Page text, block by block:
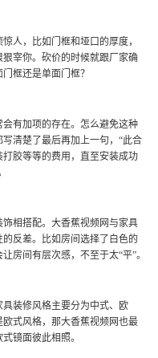
人，比如门框和垭口的厚度，
宰你。砍价的时候就跟厂家确
框还是单面门框？
有加项的存在。怎么避免这种
清楚了最后再加上一句，“此合
胶等等的费用，直至安装成功
相搭配。大香蕉视频网与家具
反差。比如房间选择了白色的
房间有层次感，不至于太“平”。
装修风格主要分为中式、欧
式风格，那大香蕉视频网也最
镜面彼此相照。